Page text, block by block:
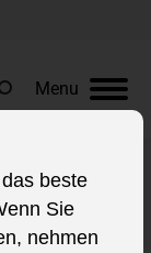
Menu
hier:
beste
Sie
nehmen